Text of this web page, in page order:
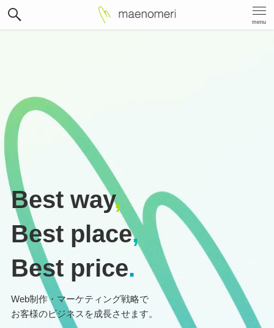
menu
Best way,
Best place,
Best price.
Web制作・マーケティング戦略で
お客様のビジネスを成長させます。